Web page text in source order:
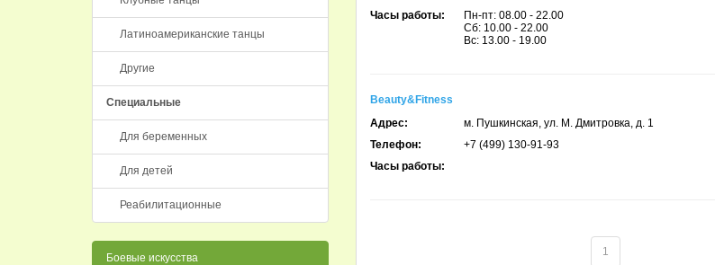
Латиноамериканские танцы
Другие
Специальные
Для беременных
Для детей
Реабилитационные
Боевые искусства
Часы работы:
Пн-пт: 08.00 - 22.00
Сб: 10.00 - 22.00
Вс: 13.00 - 19.00
Beauty&Fitness
Адрес:
м. Пушкинская, ул. М. Дмитровка, д. 1
Телефон:
+7 (499) 130-91-93
Часы работы:
1